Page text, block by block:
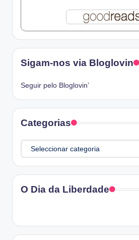
Sigam-nos via Bloglovin
Seguir pelo Bloglovin’
Categorias
Categorias
O Dia da Liberdade